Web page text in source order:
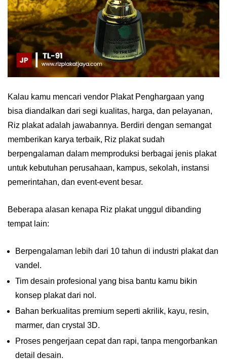
Kalau kamu mencari vendor Plakat Penghargaan yang
bisa diandalkan dari segi kualitas, harga, dan pelayanan,
Riz plakat adalah jawabannya. Berdiri dengan semangat
memberikan karya terbaik, Riz plakat sudah
berpengalaman dalam memproduksi berbagai jenis plakat
untuk kebutuhan perusahaan, kampus, sekolah, instansi
pemerintahan, dan event-event besar.
Beberapa alasan kenapa Riz plakat unggul dibanding
tempat lain:
Berpengalaman lebih dari 10 tahun di industri plakat dan
vandel.
Tim desain profesional yang bisa bantu kamu bikin
konsep plakat dari nol.
Bahan berkualitas premium seperti akrilik, kayu, resin,
marmer, dan crystal 3D.
Proses pengerjaan cepat dan rapi, tanpa mengorbankan
detail desain.